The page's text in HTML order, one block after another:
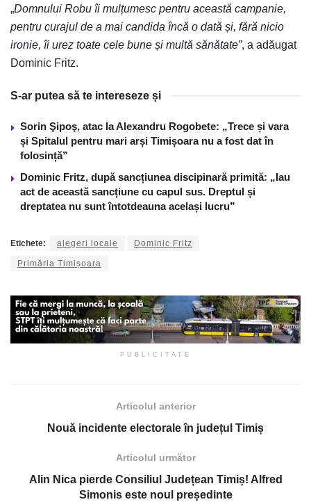
„Domnului Robu îi mulțumesc pentru această campanie,
pentru curajul de a mai candida încă o dată și, fără nicio
ironie, îi urez toate cele bune și multă sănătate”, a adăugat
Dominic Fritz.
S-ar putea să te intereseze și
Sorin Şipoş, atac la Alexandru Rogobete: „Trece și vara
și Spitalul pentru mari arși Timișoara nu a fost dat în
folosință”
Dominic Fritz, după sancțiunea discipinară primită: „Iau
act de această sancțiune cu capul sus. Dreptul și
dreptatea nu sunt întotdeauna același lucru”
Etichete: alegeri locale Dominic Fritz
Primăria Timișoara
PUBLICITATE
Articolul anterior
Nouă incidente electorale în județul Timiș
Articolul următor
Alin Nica pierde Consiliul Județean Timiș! Alfred
Simonis este noul președinte